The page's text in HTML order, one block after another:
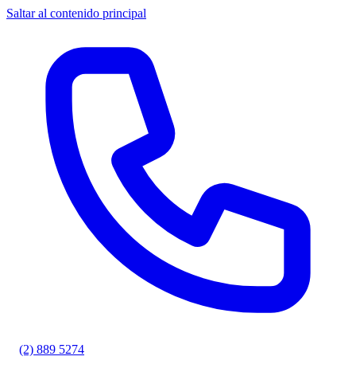
Saltar al contenido principal
(2) 889 5274